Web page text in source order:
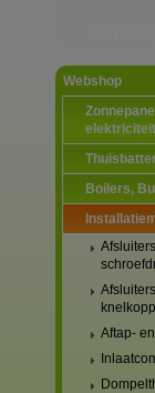
Webshop
elektriciteit
Boilers,
Aftap-